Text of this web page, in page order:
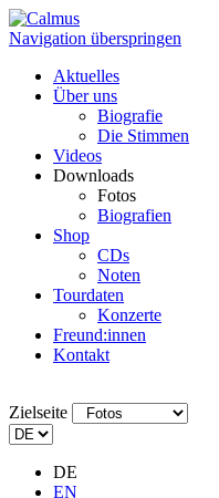
Navigation überspringen
Aktuelles
Über uns
Biografie
Die Stimmen
Videos
Downloads
Fotos
Biografien
Shop
CDs
Noten
Tourdaten
Konzerte
Freund:innen
Kontakt
Zielseite
DE
EN